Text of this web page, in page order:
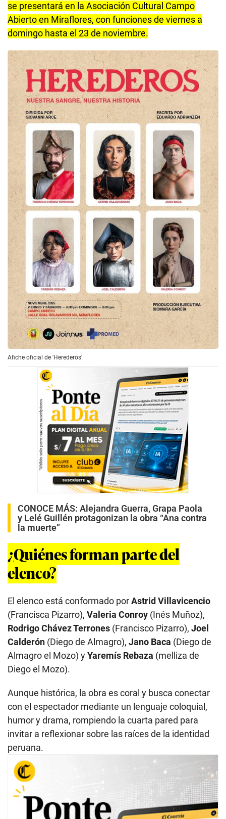
se presentará en la Asociación Cultural Campo
Abierto en Miraflores, con funciones de viernes a
domingo hasta el 23 de noviembre.
Afiche oficial de 'Herederos'
CONOCE MÁS: Alejandra Guerra, Grapa Paola
y Lelé Guillén protagonizan la obra “Ana contra
la muerte”
¿Quiénes forman parte del
elenco?
El elenco está conformado porAstrid Villavicencio
(Francisca Pizarro), Valeria Conroy (Inés Muñoz),
Rodrigo Chávez Terrones (Francisco Pizarro), Joel
Calderón (Diego de Almagro), Jano Baca (Diego de
Almagro el Mozo) yYaremís Rebaza (melliza de
Diego el Mozo).
Aunque histórica, la obra es coral y busca conectar
con el espectador mediante un lenguaje coloquial,
humor y drama, rompiendo la cuarta pared para
invitar a reflexionar sobre las raíces de la identidad
peruana.